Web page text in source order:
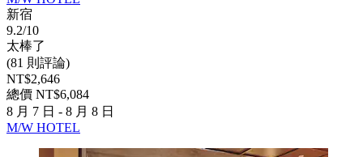
新宿
9.2/10
太棒了
(81 則評論)
NT$2,646
總價 NT$6,084
8 月 7 日 - 8 月 8 日
M/W HOTEL